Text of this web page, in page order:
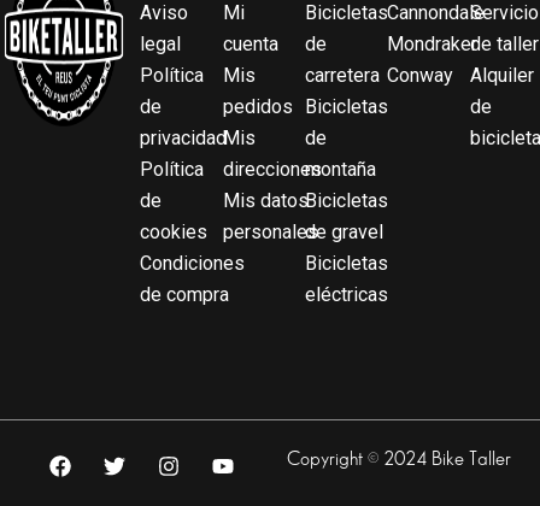
Aviso
legal
Política
de
privacidad
Política
de
cookies
Condiciones
de compra
Mi
cuenta
Mis
pedidos
Mis
direcciones
Mis datos
personales
Bicicletas
de
carretera
Bicicletas
de
montaña
Bicicletas
de gravel
Bicicletas
eléctricas
Cannondale
Mondraker
Conway
Servicio
de taller
Alquiler
de
Copyright © 2024 Bike Taller
F
a
T
w
I
n
o